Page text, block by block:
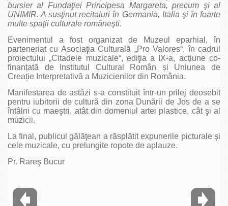
bursier al Fundaţiei Principesa Margareta, precum şi al
UNIMIR. A susţinut recitaluri în Germania, Italia şi în foarte
multe spaţii culturale româneşti.
Evenimentul a fost organizat de Muzeul eparhial, în
parteneriat cu Asociaţia Culturală „Pro Valores“, în cadrul
proiectului „Citadele muzicale“, ediţia a IX-a, acțiune co-
finanțată de Institutul Cultural Român și Uniunea de
Creație Interpretativă a Muzicienilor din România.
Manifestarea de astăzi s-a constituit într-un prilej deosebit
pentru iubitorii de cultură din zona Dunării de Jos de a se
întâlni cu maeştri, atât din domeniul artei plastice, cât şi al
muzicii.
La final, publicul gălăţean a răsplătit expunerile picturale şi
cele muzicale, cu prelungite ropote de aplauze.
Pr. Rareş Bucur